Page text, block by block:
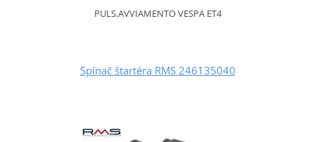
PULS.AVVIAMENTO VESPA ET4
Spínač štartéra RMS 246135040